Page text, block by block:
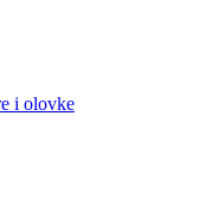
i olovke